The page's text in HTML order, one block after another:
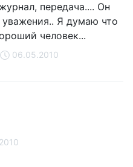
передача.... Он
уважения.. Я думаю что
человек...
06.05.2010